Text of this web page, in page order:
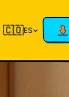
🇨🇴ES